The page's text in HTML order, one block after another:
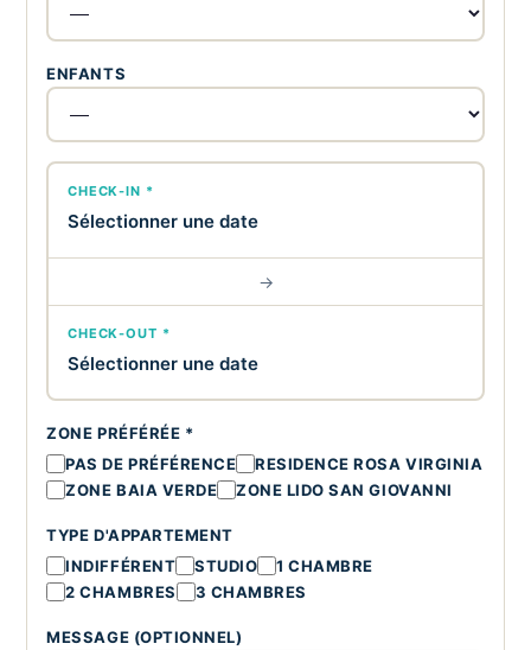
ENFANTS
CHECK-IN *
Sélectionner une date
→
CHECK-OUT *
Sélectionner une date
ZONE PRÉFÉRÉE *
PAS DE PRÉFÉRENCE
RESIDENCE ROSA VIRGINIA
ZONE BAIA VERDE
ZONE LIDO SAN GIOVANNI
TYPE D'APPARTEMENT
INDIFFÉRENT
STUDIO
1 CHAMBRE
2 CHAMBRES
3 CHAMBRES
MESSAGE (OPTIONNEL)